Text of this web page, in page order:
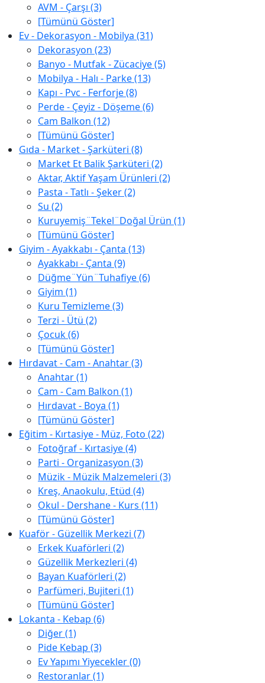
AVM - Çarşı (3)
[Tümünü Göster]
Ev - Dekorasyon - Mobilya (31)
Dekorasyon (23)
Banyo - Mutfak - Zücaciye (5)
Mobilya - Halı - Parke (13)
Kapı - Pvc - Ferforje (8)
Perde - Çeyiz - Döşeme (6)
Cam Balkon (12)
[Tümünü Göster]
Gıda - Market - Şarküteri (8)
Market Et Balik Şarküteri (2)
Aktar, Aktif Yaşam Ürünleri (2)
Pasta - Tatlı - Şeker (2)
Su (2)
Kuruyemiş¨Tekel¨Doğal Ürün (1)
[Tümünü Göster]
Giyim - Ayakkabı - Çanta (13)
Ayakkabı - Çanta (9)
Düğme¨Yün¨Tuhafiye (6)
Giyim (1)
Kuru Temizleme (3)
Terzi - Ütü (2)
Çocuk (6)
[Tümünü Göster]
Hırdavat - Cam - Anahtar (3)
Anahtar (1)
Cam - Cam Balkon (1)
Hırdavat - Boya (1)
[Tümünü Göster]
Eğitim - Kırtasiye - Müz, Foto (22)
Fotoğraf - Kırtasiye (4)
Parti - Organizasyon (3)
Müzik - Müzik Malzemeleri (3)
Kreş, Anaokulu, Etüd (4)
Okul - Dershane - Kurs (11)
[Tümünü Göster]
Kuaför - Güzellik Merkezi (7)
Erkek Kuaförleri (2)
Güzellik Merkezleri (4)
Bayan Kuaförleri (2)
Parfümeri, Bujiteri (1)
[Tümünü Göster]
Lokanta - Kebap (6)
Diğer (1)
Pide Kebap (3)
Ev Yapımı Yiyecekler (0)
Restoranlar (1)